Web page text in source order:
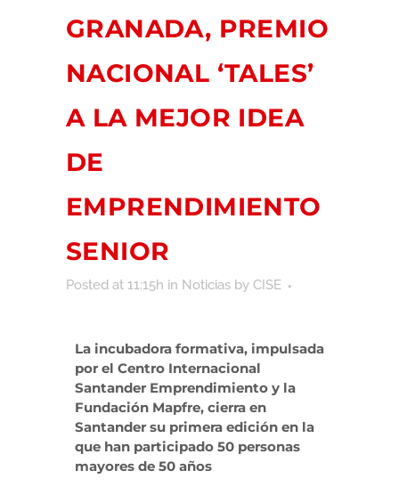
GRANADA, PREMIO
NACIONAL ‘TALES’
A LA MEJOR IDEA
DE
EMPRENDIMIENTO
SENIOR
Posted at 11:15h in Noticias by CISE
La incubadora formativa, impulsada
por el Centro Internacional
Santander Emprendimiento y la
Fundación Mapfre, cierra en
Santander su primera edición en la
que han participado 50 personas
mayores de 50 años